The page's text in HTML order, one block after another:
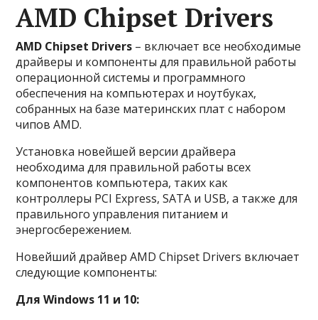
AMD Chipset Drivers
AMD Chipset Drivers – включает все необходимые
драйверы и компоненты для правильной работы
операционной системы и программного
обеспечения на компьютерах и ноутбуках,
собранных на базе материнских плат с набором
чипов AMD.
Установка новейшей версии драйвера
необходима для правильной работы всех
компонентов компьютера, таких как
контроллеры PCI Express, SATA и USB, а также для
правильного управления питанием и
энергосбережением.
Новейший драйвер AMD Chipset Drivers включает
следующие компоненты:
Для Windows 11 и 10: